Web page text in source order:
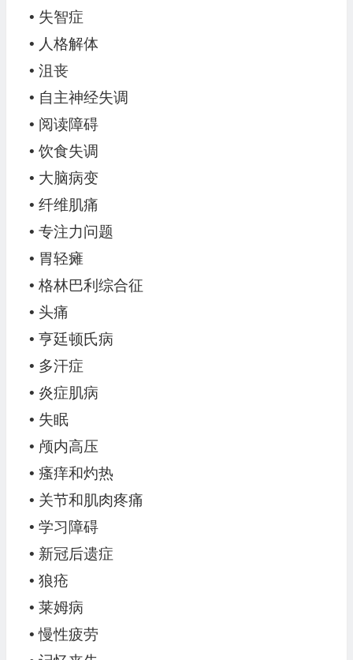
• 失智症
• 人格解体
• 沮丧
• 自主神经失调
• 阅读障碍
• 饮食失调
• 大脑病变
• 纤维肌痛
• 专注力问题
• 胃轻瘫
• 格林巴利综合征
• 头痛
• 亨廷顿氏病
• 多汗症
• 炎症肌病
• 失眠
• 颅内高压
• 瘙痒和灼热
• 关节和肌肉疼痛
• 学习障碍
• 新冠后遗症
• 狼疮
• 莱姆病
• 慢性疲劳